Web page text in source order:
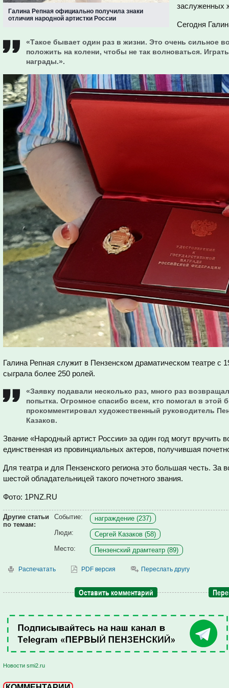
Галина Репная официально получила знаки
отличия народной артистки России
заслуженных
Сегодня
«Такое бывает один раз в жизни. Это очень сильное
положить на колени, чтобы не так волноваться.
награды.».
Галина Репная служит в Пензенском драматическом театре с
сыграла более 250 ролей.
«Заявку подавали несколько раз, много раз
попытка. Огромное спасибо всем, кто помогал в этой
прокомментировал художественный руководитель
Казаков.
Звание «Народный артист России» за один год могут вручить
единственная из провинциальных актеров, получившая
Для театра и для Пензенского региона это большая честь. За
шестой обладательницей такого почетного звания.
Фото: 1PNZ.RU
Другие статьи
по темам:
Событие:
награждение (237)
Люди:
Сергей Казаков (58)
Место:
Пензенский драмтеатр (89)
Распечатать PDF версия Переслать другу
Оставить комментарий
Новости smi2.ru